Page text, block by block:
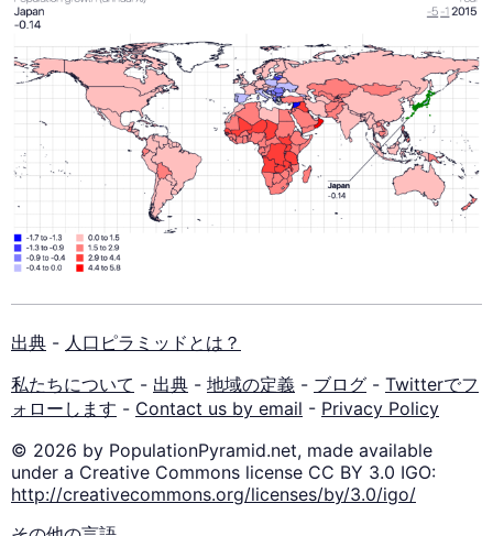
出典 - 人口ピラミッドとは？
私たちについて - 出典 - 地域の定義 - ブログ - Twitterでフ
ォローします - Contact us by email - Privacy Policy
© 2026 by PopulationPyramid.net, made available
under a Creative Commons license CC BY 3.0 IGO:
http://creativecommons.org/licenses/by/3.0/igo/